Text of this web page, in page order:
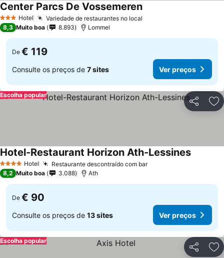
3 EstrelasHotel Variedade de restaurantes no local
Center Parcs De Vossemeren
8,3 Muito boa 8.893 Lommel
De € 119
Consulte os preços de 7 sites Ver preços
Partilhar
Escolha popular
4 EstrelasHotel Restaurante descontraído com bar
Hotel-Restaurant Horizon Ath-Lessines
8,2 Muito boa 3.088 Ath
De € 90
Consulte os preços de 13 sites Ver preços
Partilhar
Escolha popular